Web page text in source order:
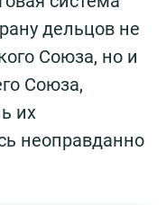
дельцов не
Союза, но и
Союза,
их
неоправданно